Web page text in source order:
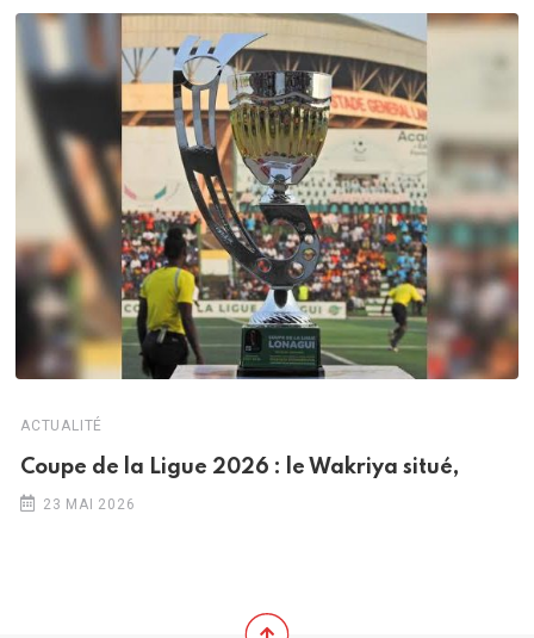
ACTUALITÉ
Coupe de la Ligue 2026 : le Wakriya situé,
23 MAI 2026